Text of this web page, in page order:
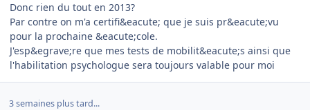
Donc rien du tout en 2013?
Par contre on m'a certifi&eacute; que je suis pr&eacute;vu
pour la prochaine &eacute;cole.
J'esp&egrave;re que mes tests de mobilit&eacute;s ainsi que
l'habilitation psychologue sera toujours valable pour moi
3 semaines plus tard...